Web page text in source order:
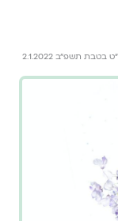
בטבת תשפ"ב 2.1.2022